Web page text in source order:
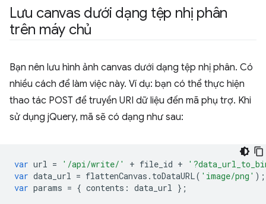
Lưu canvas dưới dạng tệp nhị phân
trên máy chủ
Bạn nên lưu hình ảnh canvas dưới dạng tệp nhị phân. Có
nhiều cách để làm việc này. Ví dụ: bạn có thể thực hiện
thao tác POST để truyền URI dữ liệu đến mã phụ trợ. Khi
sử dụng jQuery, mã sẽ có dạng như sau:
var url = '/api/write/' + file_id +
var data_url = flattenCanvas . toDataURL( 'image/png' );
var params = { contents : data_url };